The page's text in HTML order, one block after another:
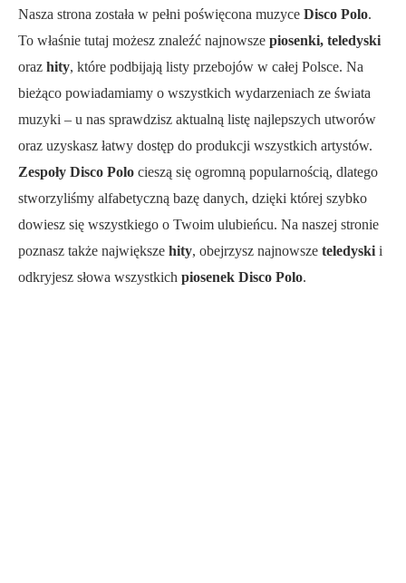
Nasza strona została w pełni poświęcona muzyce Disco Polo.
To właśnie tutaj możesz znaleźć najnowsze piosenki, teledyski
oraz hity, które podbijają listy przebojów w całej Polsce. Na
bieżąco powiadamiamy o wszystkich wydarzeniach ze świata
muzyki – u nas sprawdzisz aktualną listę najlepszych utworów
oraz uzyskasz łatwy dostęp do produkcji wszystkich artystów.
Zespoły Disco Polo cieszą się ogromną popularnością, dlatego
stworzyliśmy alfabetyczną bazę danych, dzięki której szybko
dowiesz się wszystkiego o Twoim ulubieńcu. Na naszej stronie
poznasz także największe hity, obejrzysz najnowsze teledyski i
odkryjesz słowa wszystkich piosenek Disco Polo.